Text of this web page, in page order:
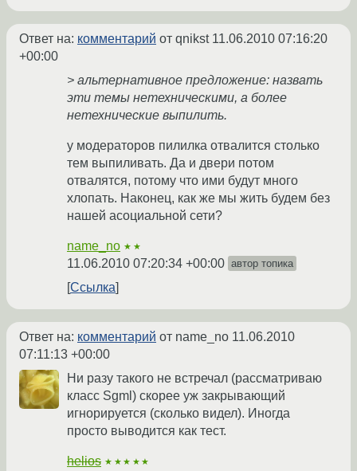
Ответ на: комментарий от qnikst 11.06.2010 07:16:20
+00:00
> альтернативное предложение: назвать
эти темы нетехническими, а более
нетехнические выпилить.
у модераторов пилилка отвалится столько
тем выпиливать. Да и двери потом
отвалятся, потому что ими будут много
хлопать. Наконец, как же мы жить будем без
нашей асоциальной сети?
name_no ★★
11.06.2010 07:20:34 +00:00 автор топика
Ссылка
Ответ на: комментарий от name_no 11.06.2010
07:11:13 +00:00
Ни разу такого не встречал (рассматриваю
класс Sgml) скорее уж закрывающий
игнорируется (сколько видел). Иногда
просто выводится как тест.
helios ★★★★★